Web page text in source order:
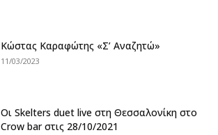
Κώστας Καραφώτης «Σ’ Αναζητώ»
11/03/2023
Oι Skelters duet live στη Θεσσαλονίκη στο
Crow bar στις 28/10/2021